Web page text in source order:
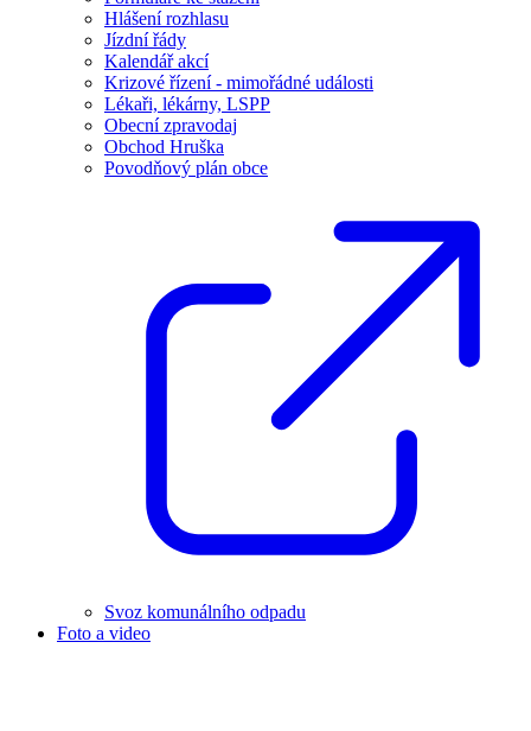
Hlášení rozhlasu
Jízdní řády
Kalendář akcí
Krizové řízení - mimořádné události
Lékaři, lékárny, LSPP
Obecní zpravodaj
Obchod Hruška
Povodňový plán obce
Svoz komunálního odpadu
Foto a video